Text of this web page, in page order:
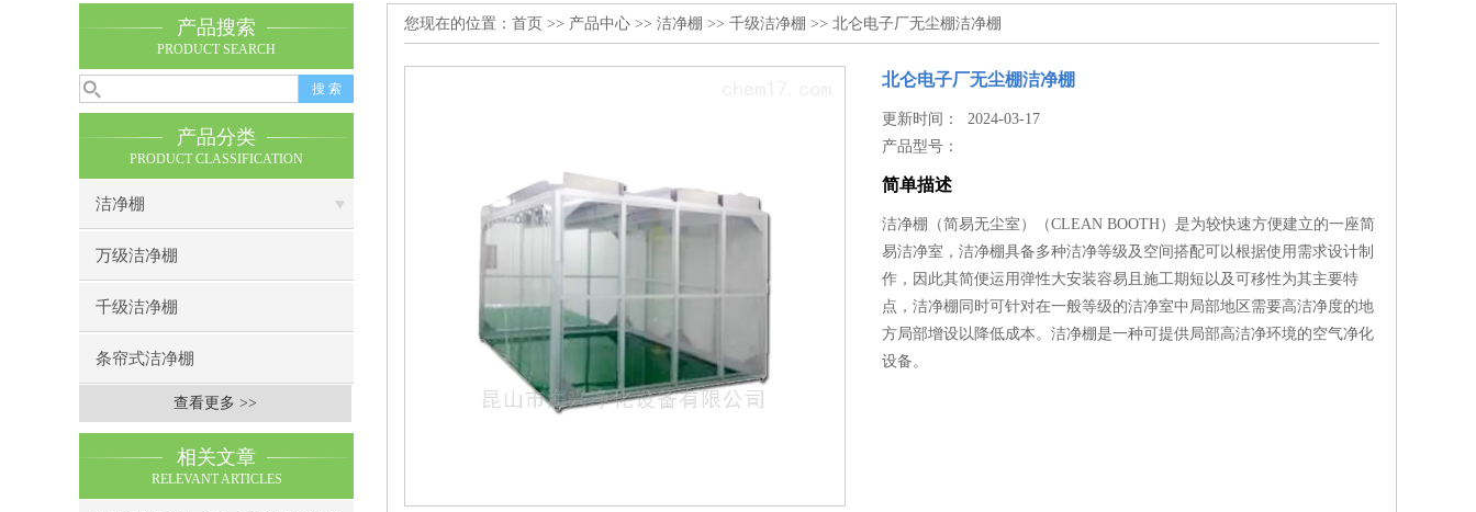
产品搜索
PRODUCT SEARCH
产品分类
PRODUCT CLASSIFICATION
洁净棚
万级洁净棚
千级洁净棚
条帘式洁净棚
查看更多 >>
相关文章
RELEVANT ARTICLES
您现在的位置： 首页 >> 产品中心 >> 洁净棚 >> 千级洁净棚 >> 北仑电子厂无尘棚洁净棚
北仑电子厂无尘棚洁净棚
更新时间： 2024-03-17
产品型号：
简单描述
洁净棚（简易无尘室）（CLEAN BOOTH）是为较快速方便建立的一座简
易洁净室，洁净棚具备多种洁净等级及空间搭配可以根据使用需求设计制
作，因此其简便运用弹性大安装容易且施工期短以及可移性为其主要特
点，洁净棚同时可针对在一般等级的洁净室中局部地区需要高洁净度的地
方局部增设以降低成本。洁净棚是一种可提供局部高洁净环境的空气净化
设备。